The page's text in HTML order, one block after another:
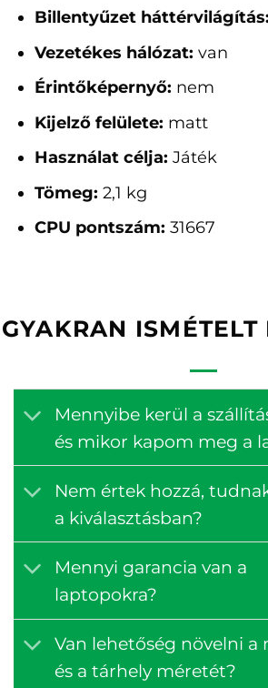
Billentyűzet háttérvilágítás:
Vezetékes hálózat: van
Érintőképernyő: nem
Kijelző felülete: matt
Használat célja: Játék
Tömeg: 2,1 kg
CPU pontszám: 31667
GYAKRAN ISMÉTELT
Mennyibe kerül a
és mikor kapom meg a
Nem értek hozzá,
a kiválasztásban?
Mennyi garancia van a
laptopokra?
Van lehetőség növelni a
és a tárhely méretét?